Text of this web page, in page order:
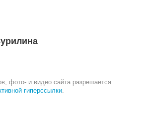
фото- и видео сайта разрешается
гиперссылки